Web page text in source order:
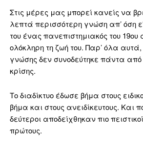
Στις μέρες μας μπορεί κανείς να
λεπτά περισσότερη γνώση απ’ όση
του ένας πανεπιστημιακός του
ολόκληρη τη ζωή του. Παρ’ όλα αυτά,
γνώσης δεν συνοδεύτηκε πάντα από
κρίσης.
Το διαδίκτυο έδωσε βήμα στους
βήμα και στους ανειδίκευτους. Και
δεύτεροι αποδείχθηκαν πιο
πρώτους.